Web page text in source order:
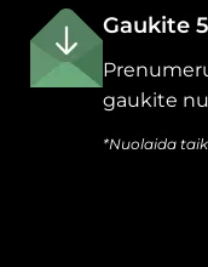
Gaukite
gaukite
*Nuolaida